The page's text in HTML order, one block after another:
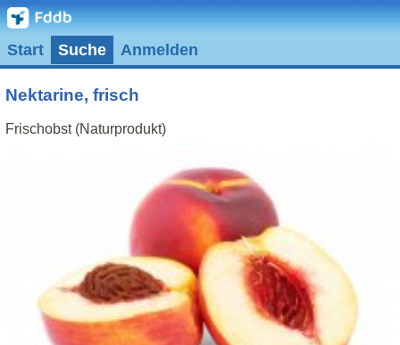
Start Suche Anmelden
Nektarine, frisch
Frischobst (Naturprodukt)